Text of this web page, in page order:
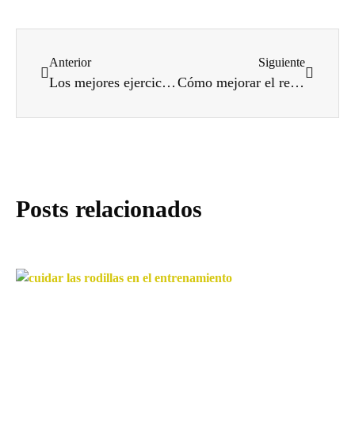
Anterior
Los mejores ejercicios de cardio para principiantes: empieza a moverte y mejora tu salud
Siguiente
Cómo mejorar el rendimiento físico en el gimnasio: guía completa para lograr resultados reales
Posts relacionados